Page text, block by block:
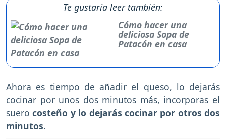
Te gustaría leer también:
Cómo hacer una
deliciosa Sopa de
Patacón en casa
Ahora es tiempo de añadir el queso, lo dejarás
cocinar por unos dos minutos más, incorporas el
suerocosteño y lo dejarás cocinar por otros dos
minutos.